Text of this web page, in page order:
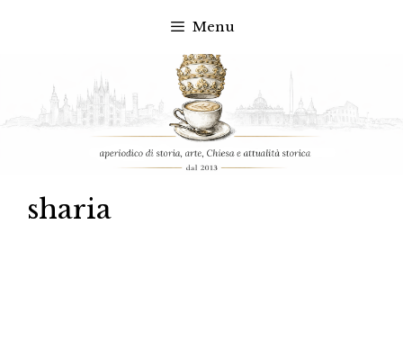
contenuto
Menu
sharia